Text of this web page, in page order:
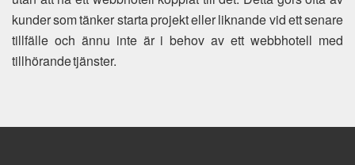
kunder som tänker starta projekt eller liknande vid ett senare
tillfälle och ännu inte är i behov av ett webbhotell med
tillhörande tjänster.